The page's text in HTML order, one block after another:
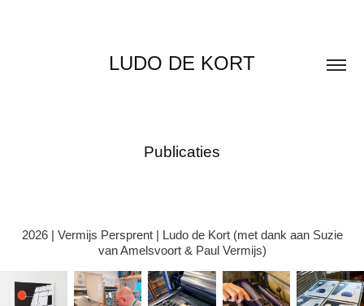
LUDO DE KORT
Publicaties
2026 | Vermijs Persprent | Ludo de Kort (met dank aan Suzie
van Amelsvoort & Paul Vermijs)